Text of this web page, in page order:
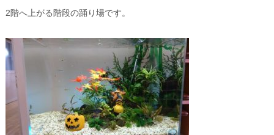
2階へ上がる階段の踊り場です。